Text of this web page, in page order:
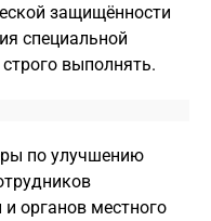
защищённости
специальной
выполнять.
по улучшению
и органов местного